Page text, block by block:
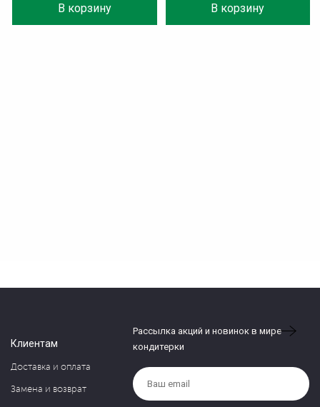
В корзину В корзину
Клиентам
Доставка и оплата
Замена и возврат
Рассылка акций и новинок в мире
кондитерки